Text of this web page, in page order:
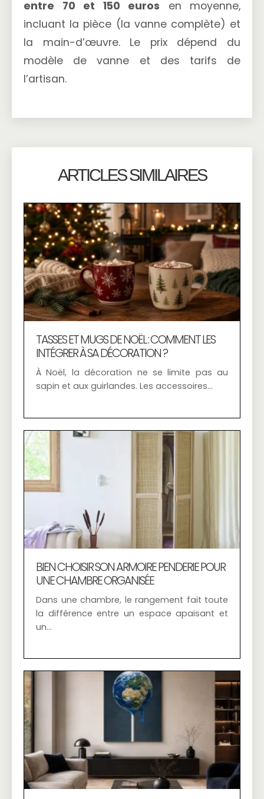
entre 70 et 150 euros en moyenne,
incluant la pièce (la vanne complète) et
la main-d’œuvre. Le prix dépend du
modèle de vanne et des tarifs de
l’artisan.
ARTICLES SIMILAIRES
TASSES ET MUGS DE NOËL : COMMENT LES
INTÉGRER À SA DÉCORATION ?
À Noël, la décoration ne se limite pas au
sapin et aux guirlandes. Les accessoires…
BIEN CHOISIR SON ARMOIRE PENDERIE POUR
UNE CHAMBRE ORGANISÉE
Dans une chambre, le rangement fait toute
la différence entre un espace apaisant et
un…